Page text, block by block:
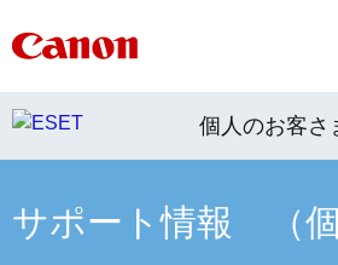
個人のお客さ
サポート情報 （